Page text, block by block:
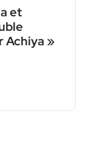
et
Achiya »